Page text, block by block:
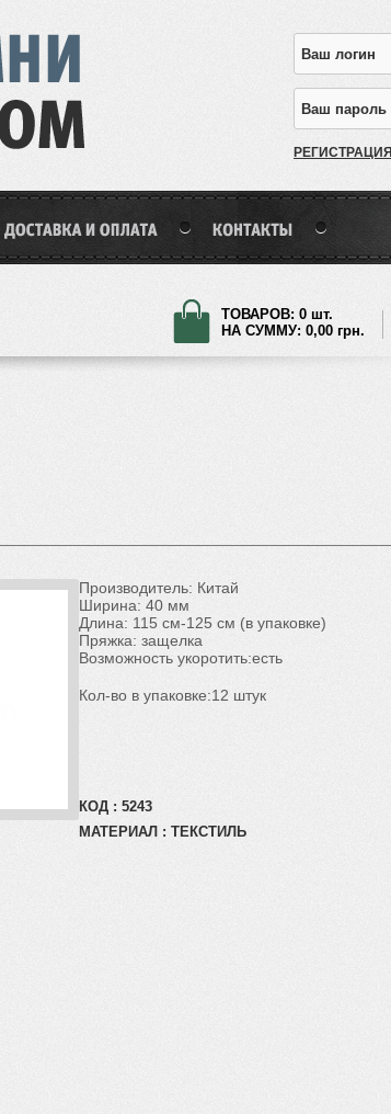
РЕГИСТРАЦИЯ
ТОВАРОВ: 0 шт.
НА СУММУ: 0,00 грн.
Производитель: Китай
Ширина: 40 мм
Длина: 115 см-125 см (в упаковке)
Пряжка: защелка
Возможность укоротить:есть
Кол-во в упаковке:12 штук
КОД : 5243
МАТЕРИАЛ : ТЕКСТИЛЬ